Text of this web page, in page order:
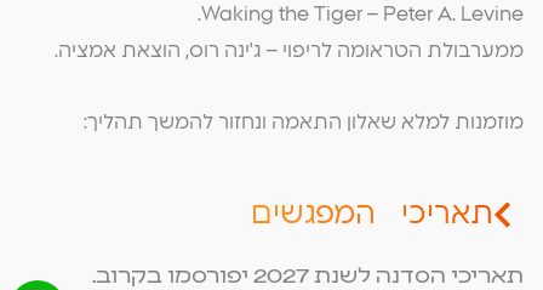
Waking the Tiger – Peter A. Levine.
ממערבולת הטראומה לריפוי – ג'ינה רוס, הוצאת אמציה.
מוזמנות למלא שאלון התאמה ונחזור להמשך תהליך:
תאריכי המפגשים
תאריכי הסדנה לשנת 2027 יפורסמו בקרוב.